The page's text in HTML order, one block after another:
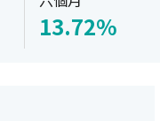
13.72%